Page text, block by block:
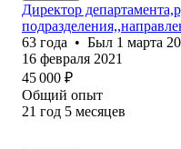
Директор
63 года • Был 1 марта
16 февраля 2021
45 000 ₽
Общий опыт
21 год 5 месяцев